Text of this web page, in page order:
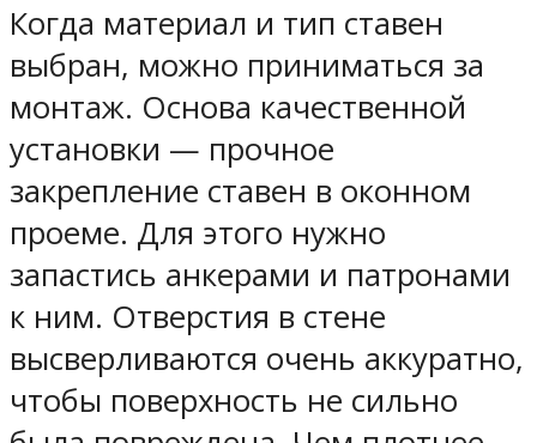
Когда материал и тип ставен
выбран, можно приниматься за
монтаж. Основа качественной
установки — прочное
закрепление ставен в оконном
проеме. Для этого нужно
запастись анкерами и патронами
к ним. Отверстия в стене
высверливаются очень аккуратно,
чтобы поверхность не сильно